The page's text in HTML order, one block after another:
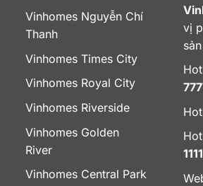
Vinhomes Nguyễn Chí
Thanh
Vinhomes Times City
Vinhomes Royal City
Vinhomes Riverside
Vinhomes Golden
River
Vinhomes Central Park
vị
1111